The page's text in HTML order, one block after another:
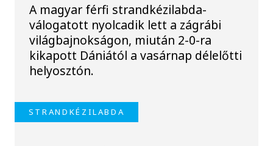
A magyar férfi strandkézilabda-
válogatott nyolcadik lett a zágrábi
világbajnokságon, miután 2-0-ra
kikapott Dániától a vasárnap délelőtti
helyosztón.
STRANDKÉZILABDA